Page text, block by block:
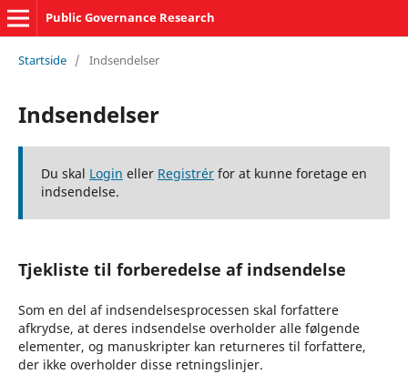
Public Governance Research
Startside / Indsendelser
Indsendelser
Du skal Login eller Registrérfor at kunne foretage en
indsendelse.
Tjekliste til forberedelse af indsendelse
Som en del af indsendelsesprocessen skal forfattere
afkrydse, at deres indsendelse overholder alle følgende
elementer, og manuskripter kan returneres til forfattere,
der ikke overholder disse retningslinjer.